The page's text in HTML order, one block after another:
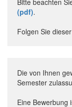
(pdf).
Folgen Sie dieser
Die von Ihnen
Semester
Eine Bewerbung